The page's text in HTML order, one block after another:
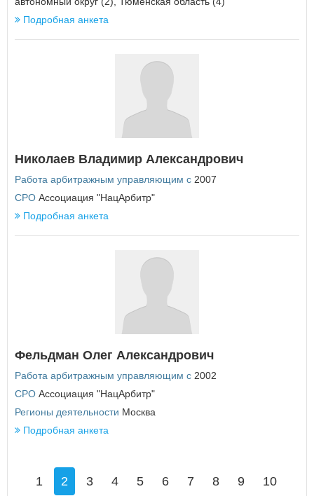
Подробная анкета
Николаев Владимир Александрович
Работа арбитражным управляющим с 2007
СРО Ассоциация "НацАрбитр"
Подробная анкета
Фельдман Олег Александрович
Работа арбитражным управляющим с 2002
СРО Ассоциация "НацАрбитр"
Регионы деятельности Москва
Подробная анкета
1 2 3 4 5 6 7 8 9 10